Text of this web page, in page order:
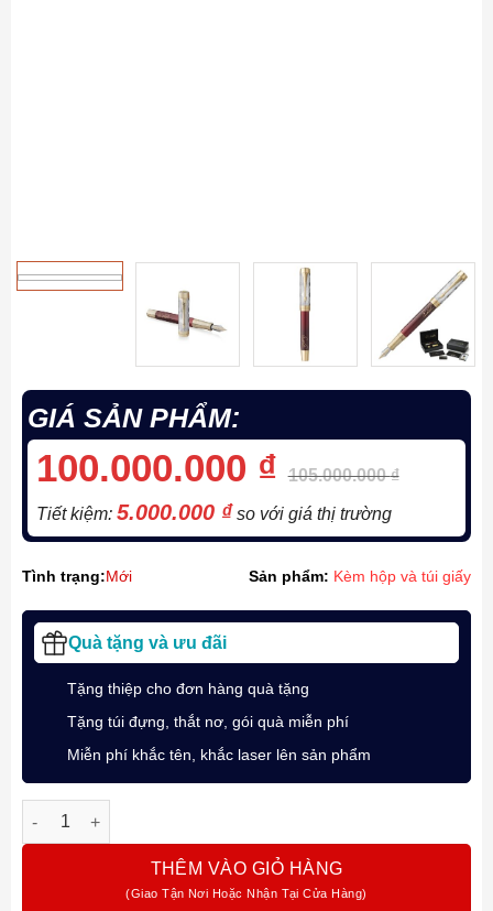
GIÁ SẢN PHẨM:
100.000.000 ₫ 105.000.000₫
Tiết kiệm: 5.000.000 ₫so với giá thị trường
Tình trạng:Mới Sản phẩm: Kèm hộp và túi giấy
Quà tặng và ưu đãi
Tặng thiệp cho đơn hàng quà tặng
Tặng túi đựng, thắt nơ, gói quà miễn phí
Miễn phí khắc tên, khắc laser lên sản phẩm
Bút máy Parker Duofold L.E. Arnold Palmer phiên bản giới
THÊM VÀO GIỎ HÀNG